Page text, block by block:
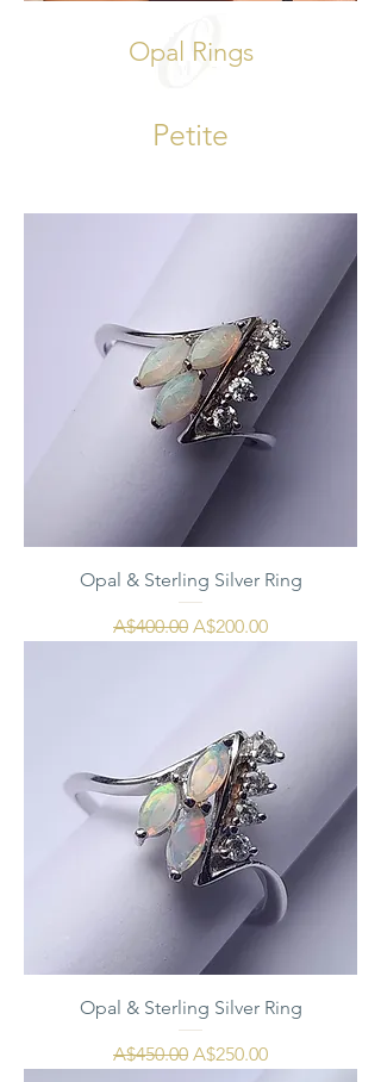
Opal Rings
Petite
Opal & Sterling Silver Ring
通常価格
A$400.00 セール価格
A$200.00
Opal & Sterling Silver Ring
通常価格
A$450.00 セール価格
A$250.00